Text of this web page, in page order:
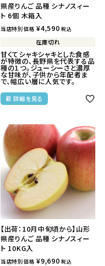
県産りんご 品種 シナノスィー
ト 6個 木箱入
当店特別価格 ¥4,590 税込
在庫切れ
甘くてシャキシャキとした食感
が特徴の、長野県を代表する品
種の１つ。ジューシーさと濃厚
な甘味が、子供から年配者ま
で、幅広い層に人気です。
詳細を見る
【出荷：10月中旬頃から】山形
県産りんご 品種 シナノスィー
ト 10KG入
当店特別価格 ¥9,690 税込